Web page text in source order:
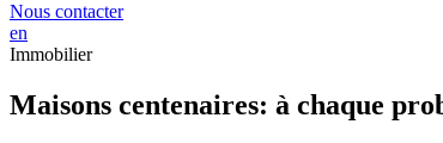
Nous contacter
en
Immobilier
Maisons centenaires: à chaque